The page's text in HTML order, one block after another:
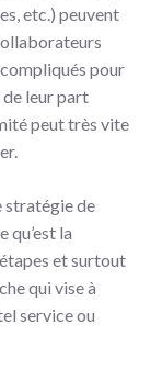
etc.) peuvent
pour
de leur part
peut très vite
stratégie de
qu’est la
et surtout
qui vise à
service ou